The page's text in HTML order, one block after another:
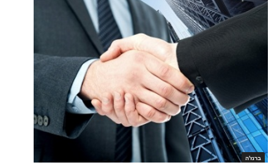
ברנז'ה